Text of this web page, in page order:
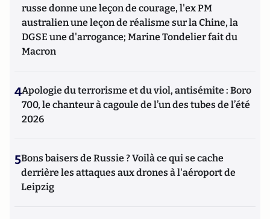
russe donne une leçon de courage, l'ex PM
australien une leçon de réalisme sur la Chine, la
DGSE une d'arrogance; Marine Tondelier fait du
Macron
4Apologie du terrorisme et du viol, antisémite : Boro
700, le chanteur à cagoule de l’un des tubes de l’été
2026
5Bons baisers de Russie ? Voilà ce qui se cache
derrière les attaques aux drones à l'aéroport de
Leipzig